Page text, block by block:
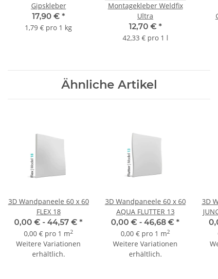
Gipskleber
17,90 € *
1,79 € pro 1 kg
Montagekleber Weldfix
Ultra
12,70 € *
42,33 € pro 1 l
Ähnliche Artikel
3D Wandpaneele 60 x 60
FLEX 18
0,00 € - 44,57 € *
0,00 € pro 1 m2
Weitere Variationen
erhältlich.
3D Wandpaneele 60 x 60
AQUA FLUTTER 13
0,00 € - 46,68 € *
0,00 € pro 1 m2
Weitere Variationen
erhältlich.
3D